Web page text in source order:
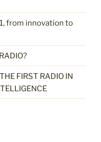
from innovation to
FIRST RADIO IN